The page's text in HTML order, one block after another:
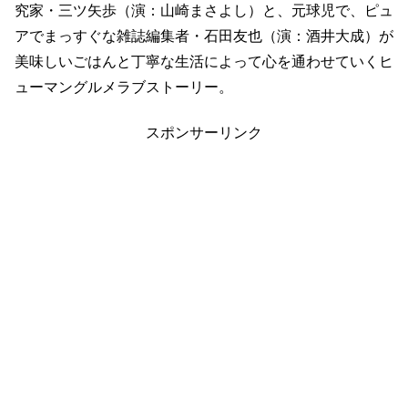
究家・三ツ矢歩（演：山崎まさよし）と、元球児で、ピュ
アでまっすぐな雑誌編集者・石田友也（演：酒井大成）が
美味しいごはんと丁寧な生活によって心を通わせていくヒ
ューマングルメラブストーリー。
スポンサーリンク